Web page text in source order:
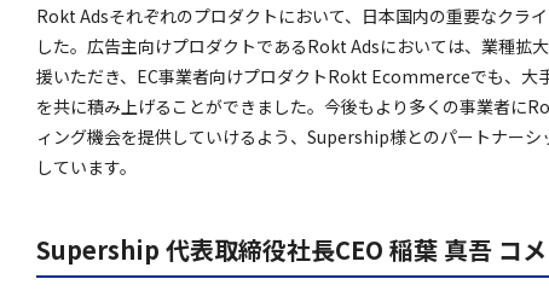
Rokt Adsそれぞれのプロダクトにおいて、日本国内の重要なクラ
した。広告主向けプロダクトであるRokt Adsにおいては、業種拡
援いただき、EC事業者向けプロダクトRokt Ecommerceでも、大
を共に積み上げることができました。今後もより多くの事業者に
ィング機会を提供していけるよう、Supership様とのパートナー
しています。
Supership 代表取締役社長CEO 稲葉 真吾 コ